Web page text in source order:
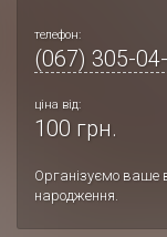
телефон:
(067) 305-
ціна від:
100 грн.
Організуємо ваше
народження.